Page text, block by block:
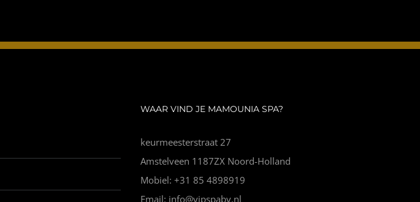
WAAR VIND JE MAMOUNIA SPA?
keurmeesterstraat 27
Amstelveen 1187ZX Noord-Holland
Mobiel: +31 85 4898919
Email: info@vipspabv.nl